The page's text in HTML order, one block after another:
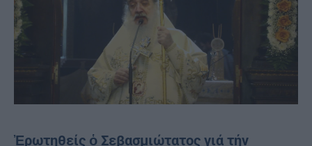
Ἐρωτηθείς ὁ Σεβασμιώτατος γιά τήν